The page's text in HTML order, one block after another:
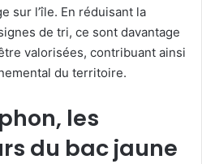
sur l’île. En réduisant la
de tri, ce sont davantage
valorisées, contribuant ainsi
du territoire.
les
du bac jaune